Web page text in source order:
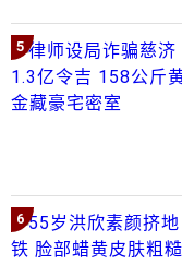
5
6